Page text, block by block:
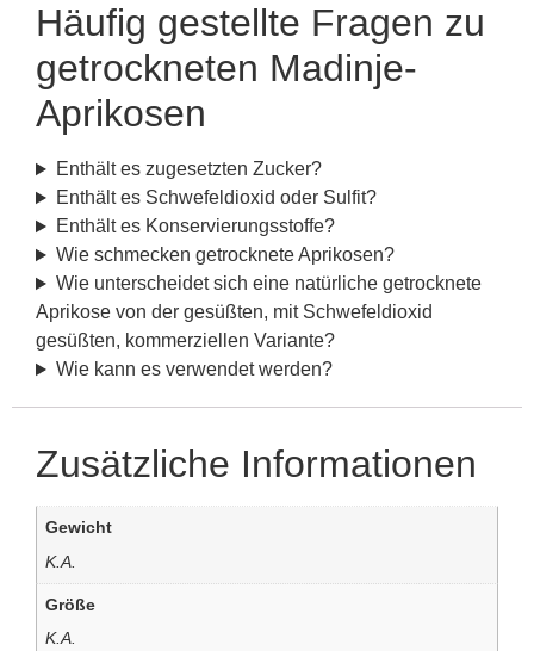
Häufig gestellte Fragen zu
getrockneten Madinje-
Aprikosen
Enthält es zugesetzten Zucker?
Enthält es Schwefeldioxid oder Sulfit?
Enthält es Konservierungsstoffe?
Wie schmecken getrocknete Aprikosen?
Wie unterscheidet sich eine natürliche getrocknete
Aprikose von der gesüßten, mit Schwefeldioxid
gesüßten, kommerziellen Variante?
Wie kann es verwendet werden?
Zusätzliche Informationen
Gewicht
K.A.
Größe
K.A.